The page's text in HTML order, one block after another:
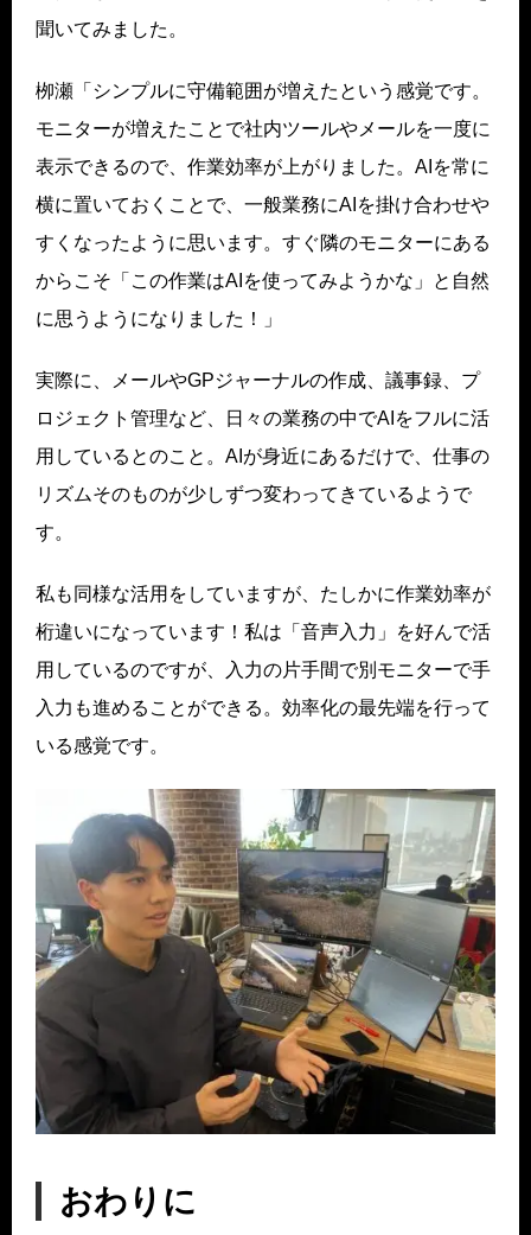
聞いてみました。
栁瀬「シンプルに守備範囲が増えたという感覚です。
モニターが増えたことで社内ツールやメールを一度に
表示できるので、作業効率が上がりました。AIを常に
横に置いておくことで、一般業務にAIを掛け合わせや
すくなったように思います。すぐ隣のモニターにある
からこそ「この作業はAIを使ってみようかな」と自然
に思うようになりました！」
実際に、メールやGPジャーナルの作成、議事録、プ
ロジェクト管理など、日々の業務の中でAIをフルに活
用しているとのこと。AIが身近にあるだけで、仕事の
リズムそのものが少しずつ変わってきているようで
す。
私も同様な活用をしていますが、たしかに作業効率が
桁違いになっています！私は「音声入力」を好んで活
用しているのですが、入力の片手間で別モニターで手
入力も進めることができる。効率化の最先端を行って
いる感覚です。
おわりに